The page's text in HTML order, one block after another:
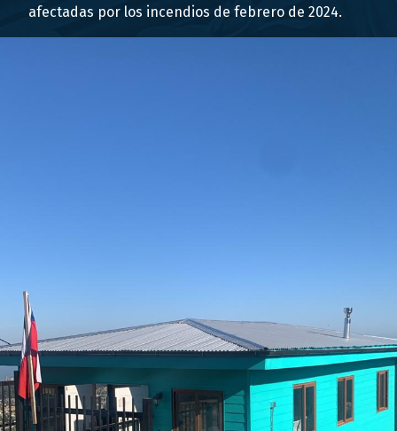
afectadas por los incendios de febrero de 2024.